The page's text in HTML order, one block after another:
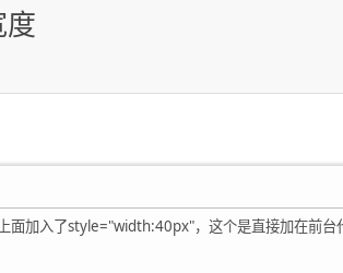
面加入了style="width:40px"，这个是直接加在前台